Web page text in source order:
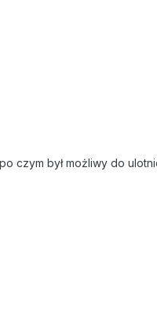
czym był możliwy do